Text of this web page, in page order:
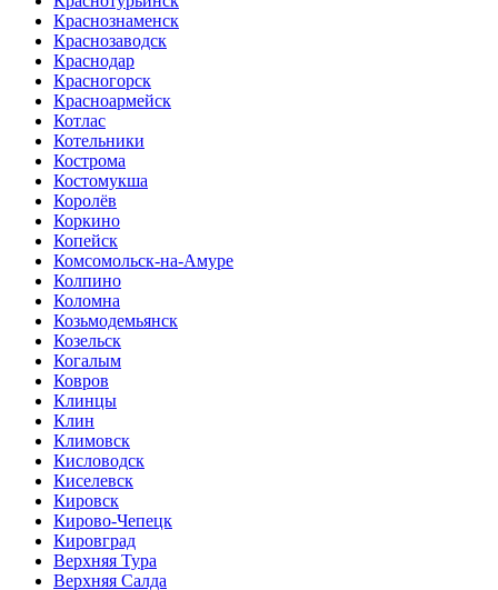
Краснознаменск
Краснозаводск
Краснодар
Красногорск
Красноармейск
Котлас
Котельники
Кострома
Костомукша
Королёв
Коркино
Копейск
Комсомольск-на-Амуре
Колпино
Коломна
Козьмодемьянск
Козельск
Когалым
Ковров
Клинцы
Клин
Климовск
Кисловодск
Киселевск
Кировск
Кирово-Чепецк
Кировград
Верхняя Тура
Верхняя Салда